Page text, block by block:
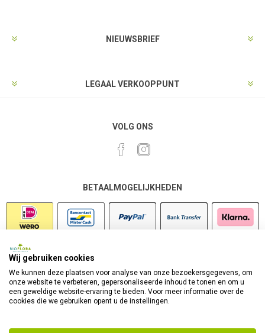
NIEUWSBRIEF
LEGAAL VERKOOPPUNT
VOLG ONS
BETAALMOGELIJKHEDEN
Wij gebruiken cookies
We kunnen deze plaatsen voor analyse van onze bezoekersgegevens, om
onze website te verbeteren, gepersonaliseerde inhoud te tonen en om u
een geweldige website-ervaring te bieden. Voor meer informatie over de
cookies die we gebruiken opent u de instellingen.